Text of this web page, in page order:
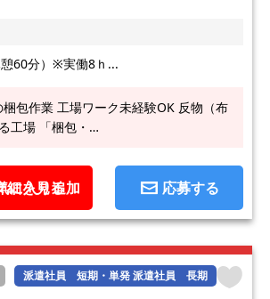
60分）※実働8ｈ...
包作業 工場ワーク未経験OK 反物（布
工場 「梱包・…
に入り追加
細を見る 応募する
派遣社員 短期・単発 派遣社員 長期